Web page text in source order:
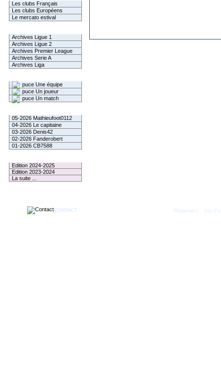
Les clubs Français
Les clubs Européens
Le mercato estival
Archives Ligue 1
Archives Ligue 2
Archives Premier League
Archives Serie A
Archives Liga
Une équipe
Un joueur
Un match
05-2026 Mathieufoot0112
04-2026 Le capitaine
03-2026 Denis42
02-2026 Fanderobert
01-2026 CB7588
Edition 2024-2025
Edition 2023-2024
La suite ...
CONTACT Règlement Les